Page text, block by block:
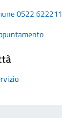
0522 622211